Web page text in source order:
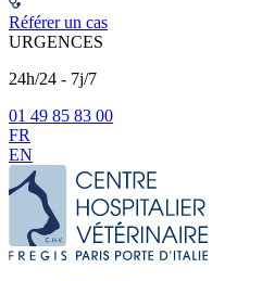
Référer un cas
URGENCES
24h/24 - 7j/7
01 49 85 83 00
FR
EN